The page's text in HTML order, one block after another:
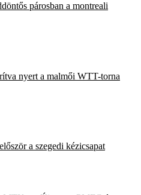
párosban a montreali
nyert a malmői WTT-torna
a szegedi kézicsapat